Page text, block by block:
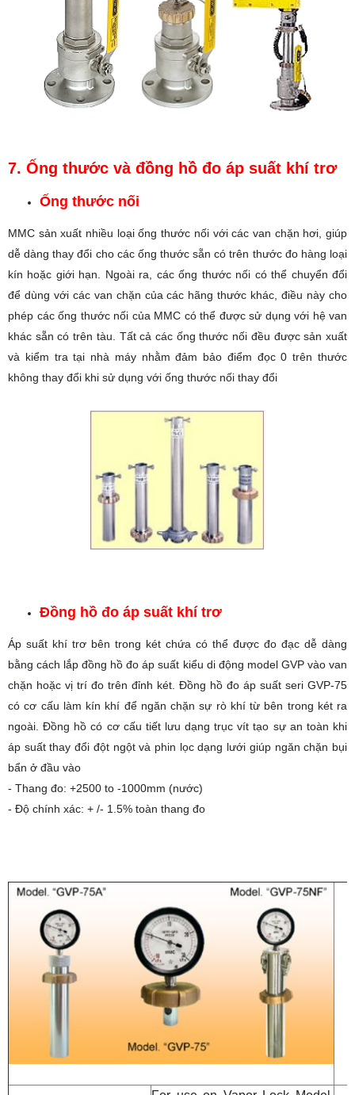
7. Ống thước và đồng hồ đo áp suất khí trơ
Ống thước nối
MMC sản xuất nhiều loại ống thước nối với các van chặn hơi, giúp
dễ dàng thay đổi cho các ống thước sẵn có trên thước đo hàng loại
kín hoặc giới hạn. Ngoài ra, các ống thước nối có thể chuyển đổi
để dùng với các van chặn của các hãng thước khác, điều này cho
phép các ống thước nối của MMC có thể được sử dụng với hệ van
khác sẵn có trên tàu. Tất cả các ống thước nối đều được sản xuất
và kiểm tra tại nhà máy nhằm đảm bảo điểm đọc 0 trên thước
không thay đổi khi sử dụng với ống thước nối thay đổi
Đồng hồ đo áp suất khí trơ
Áp suất khí trơ bên trong két chứa có thể được đo đạc dễ dàng
bằng cách lắp đồng hồ đo áp suất kiểu di động model GVP vào van
chặn hoặc vị trí đo trên đỉnh két. Đồng hồ đo áp suất seri GVP-75
có cơ cấu làm kín khí để ngăn chặn sự rò khí từ bên trong két ra
ngoài. Đồng hồ có cơ cấu tiết lưu dạng trục vít tạo sự an toàn khi
áp suất thay đổi đột ngột và phin lọc dạng lưới giúp ngăn chặn bụi
bẩn ở đầu vào
- Thang đo: +2500 to -1000mm (nước)
- Độ chính xác: + /- 1.5% toàn thang đo